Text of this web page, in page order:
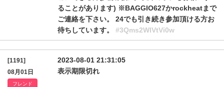
ることがあります) ※BAGGIO627かrockheatまで
ご連絡を下さい。 24でも引き続き参加頂ける方お
待ちしています。 #3Qms2WlVtVi0w
[1191]
08月01日
フレンド
2023-08-01 21:31:05
表示期限切れ